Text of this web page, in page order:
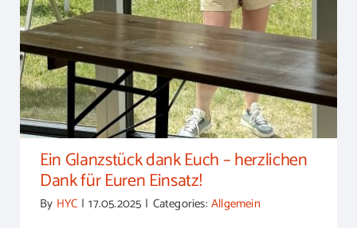
Ein Glanzstück dank Euch – herzlichen
Dank für Euren Einsatz!
By HYC | 17.05.2025 | Categories:Allgemein